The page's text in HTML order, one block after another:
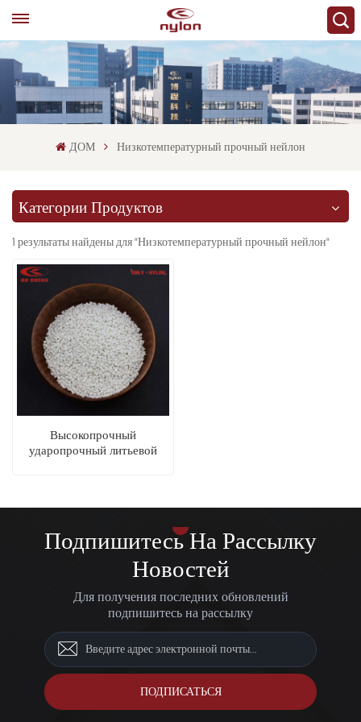
ДОМ Низкотемпературный прочный нейлон
Категории Продуктов
1 результаты найдены для "Низкотемпературный прочный нейлон"
Высокопрочный
ударопрочный литьевой
Подпишитесь На Рассылку
Новостей
Для получения последних обновлений
подпишитесь на рассылку